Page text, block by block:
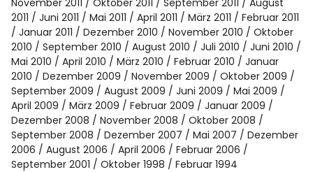
November 2011
Oktober 2011 September 2011
August
2011
Juni 2011 Mai 2011 April 2011 März 2011
Februar 2011
Januar 2011
Dezember 2010 November 2010
Oktober
2010
September 2010 August 2010 Juli 2010
Juni 2010
Mai 2010
April 2010 März 2010 Februar 2010
Januar
2010
Dezember 2009 November 2009
Oktober 2009
September 2009
August 2009 Juni 2009
Mai 2009
April 2009
März 2009 Februar 2009
Januar 2009
Dezember 2008
November 2008
Oktober 2008
September 2008
Dezember 2007 Mai 2007
Dezember
2006
August 2006 April 2006
Februar 2006
September 2001
Oktober 1998 Februar 1994